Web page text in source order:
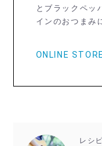
とブラックペッ
インのおつまみ
ONLINE
レシ